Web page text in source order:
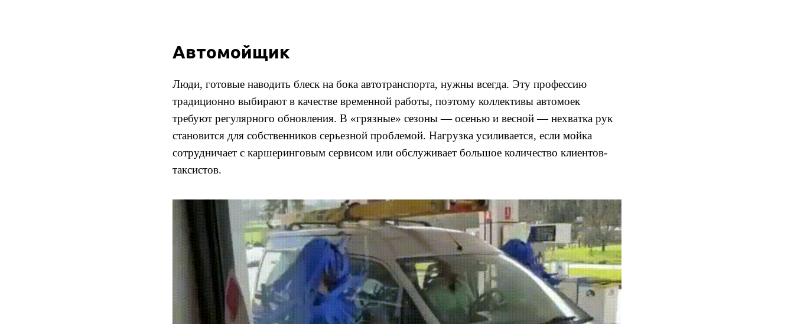
Автомойщик
Люди, готовые наводить блеск на бока автотранспорта, нужны всегда. Эту профессию
традиционно выбирают в качестве временной работы, поэтому коллективы автомоек
требуют регулярного обновления. В «грязные» сезоны — осенью и весной — нехватка рук
становится для собственников серьезной проблемой. Нагрузка усиливается, если мойка
сотрудничает с каршеринговым сервисом или обслуживает большое количество клиентов-
таксистов.